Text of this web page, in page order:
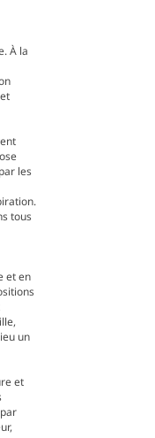
À la
les
tous
et en
un
et